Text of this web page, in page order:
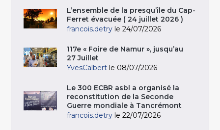
L’ensemble de la presqu’île du Cap-
Ferret évacuée ( 24 juillet 2026 )
francois.detry le 24/07/2026
117e « Foire de Namur », jusqu’au
27 Juillet
YvesCalbert le 08/07/2026
Le 300 ECBR asbl a organisé la
reconstitution de la Seconde
Guerre mondiale à Tancrémont
francois.detry le 22/07/2026